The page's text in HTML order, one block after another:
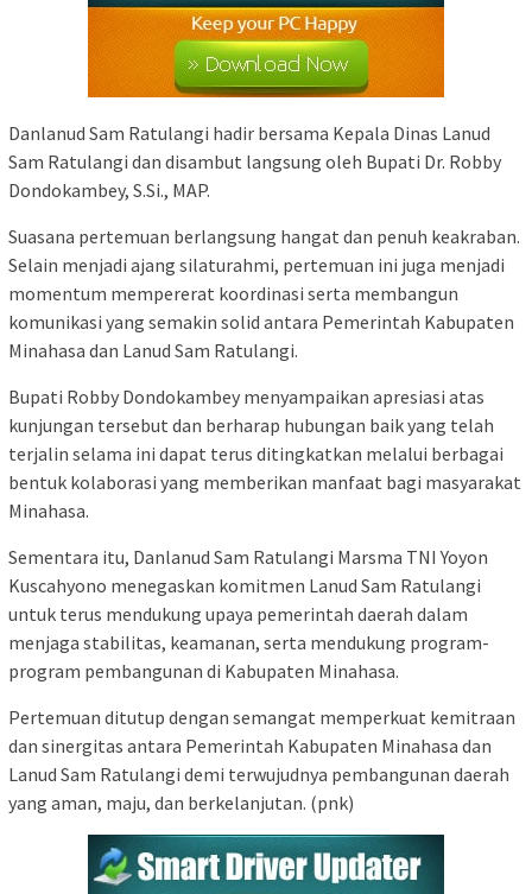
Danlanud Sam Ratulangi hadir bersama Kepala Dinas Lanud
Sam Ratulangi dan disambut langsung oleh Bupati Dr. Robby
Dondokambey, S.Si., MAP.
Suasana pertemuan berlangsung hangat dan penuh keakraban.
Selain menjadi ajang silaturahmi, pertemuan ini juga menjadi
momentum mempererat koordinasi serta membangun
komunikasi yang semakin solid antara Pemerintah Kabupaten
Minahasa dan Lanud Sam Ratulangi.
Bupati Robby Dondokambey menyampaikan apresiasi atas
kunjungan tersebut dan berharap hubungan baik yang telah
terjalin selama ini dapat terus ditingkatkan melalui berbagai
bentuk kolaborasi yang memberikan manfaat bagi masyarakat
Minahasa.
Sementara itu, Danlanud Sam Ratulangi Marsma TNI Yoyon
Kuscahyono menegaskan komitmen Lanud Sam Ratulangi
untuk terus mendukung upaya pemerintah daerah dalam
menjaga stabilitas, keamanan, serta mendukung program-
program pembangunan di Kabupaten Minahasa.
Pertemuan ditutup dengan semangat memperkuat kemitraan
dan sinergitas antara Pemerintah Kabupaten Minahasa dan
Lanud Sam Ratulangi demi terwujudnya pembangunan daerah
yang aman, maju, dan berkelanjutan. (pnk)